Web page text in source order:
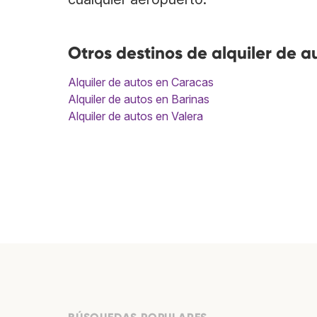
Otros destinos de alquiler de
Alquiler de autos en Caracas
Alquiler de autos en Barinas
Alquiler de autos en Valera